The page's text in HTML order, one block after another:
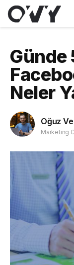
Günde
Neler
Oğuz
Marketing